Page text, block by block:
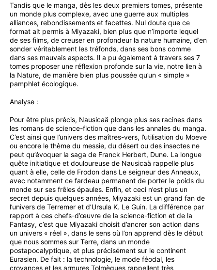
Tandis que le manga, dès les deux premiers tomes, présente
un monde plus complexe, avec une guerre aux multiples
alliances, rebondissements et facettes. Nul doute que ce
format ait permis à Miyazaki, bien plus que n’importe lequel
de ses films, de creuser en profondeur la nature humaine, d’en
sonder véritablement les tréfonds, dans ses bons comme
dans ses mauvais aspects. Il a pu également à travers ses 7
tomes proposer une réflexion profonde sur la vie, notre lien à
la Nature, de manière bien plus poussée qu’un « simple »
pamphlet écologique.
Analyse :
Pour être plus précis, Nausicaä plonge plus ses racines dans
les romans de science-fiction que dans les annales du manga.
C’est ainsi que l’univers des maîtres-vers, l’utilisation du Moeve
ou encore le thème du messie, du désert ou des insectes ne
peut qu’évoquer la saga de Franck Herbert, Dune. La longue
quête initiatique et douloureuse de Nausicaä rappelle plus
quant à elle, celle de Frodon dans Le seigneur des Anneaux,
avec notamment ce fardeau permanent de porter le poids du
monde sur ses frêles épaules. Enfin, et ceci n’est plus un
secret depuis quelques années, Miyazaki est un grand fan de
l’univers de Terremer et d’Ursula K. Le Guin. La différence par
rapport à ces chefs-d’œuvre de la science-fiction et de la
Fantasy, c’est que Miyazaki choisit d’ancrer son action dans
un univers « réel », dans le sens où l’on apprend dès le début
que nous sommes sur Terre, dans un monde
postapocalyptique, et plus précisément sur le continent
Eurasien. De fait : la technologie, le mode féodal, les
croyances et les armures Tolmèques rappellent très